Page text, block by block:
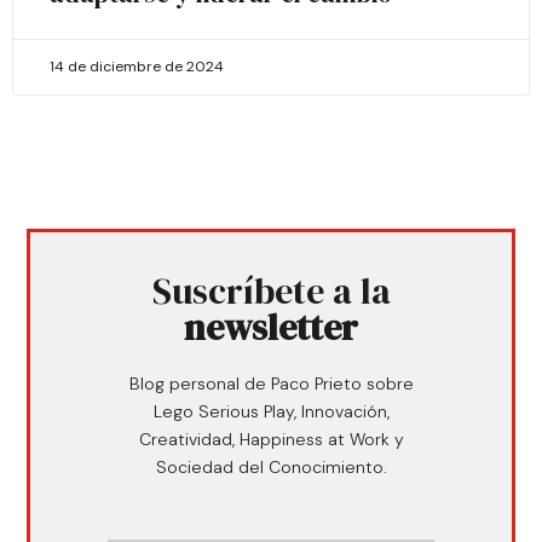
14 de diciembre de 2024
Suscríbete a la
newsletter
Blog personal de Paco Prieto sobre
Lego Serious Play, Innovación,
Creatividad, Happiness at Work y
Sociedad del Conocimiento.